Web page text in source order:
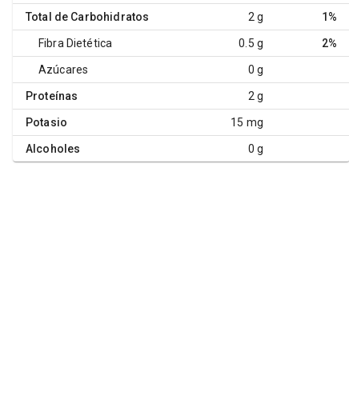
Total de Carbohidratos 2 g 1%
Fibra Dietética 0.5 g 2%
Azúcares 0 g
Proteínas 2 g
Potasio 15 mg
Alcoholes 0 g